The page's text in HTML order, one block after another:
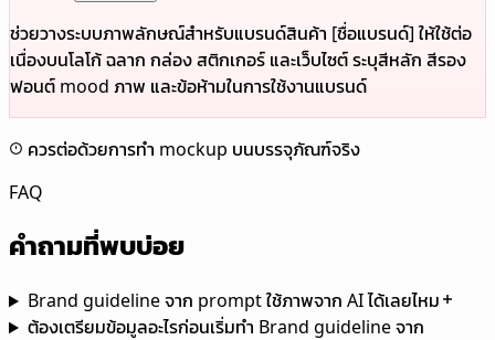
ช่วยวางระบบภาพลักษณ์สำหรับแบรนด์สินค้า [ชื่อแบรนด์] ให้ใช้ต่อ
เนื่องบนโลโก้ ฉลาก กล่อง สติกเกอร์ และเว็บไซต์ ระบุสีหลัก สีรอง
ฟอนต์ mood ภาพ และข้อห้ามในการใช้งานแบรนด์
ควรต่อด้วยการทำ mockup บนบรรจุภัณฑ์จริง
FAQ
คำถามที่พบบ่อย
Brand guideline จาก prompt ใช้ภาพจาก AI ได้เลยไหม
ต้องเตรียมข้อมูลอะไรก่อนเริ่มทำ Brand guideline จาก